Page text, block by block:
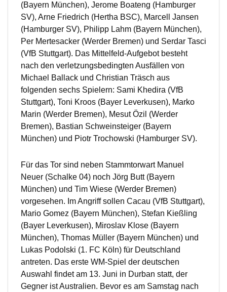
(Bayern München), Jerome Boateng (Hamburger
SV), Arne Friedrich (Hertha BSC), Marcell Jansen
(Hamburger SV), Philipp Lahm (Bayern München),
Per Mertesacker (Werder Bremen) und Serdar Tasci
(VfB Stuttgart). Das Mittelfeld-Aufgebot besteht
nach den verletzungsbedingten Ausfällen von
Michael Ballack und Christian Träsch aus
folgenden sechs Spielern: Sami Khedira (VfB
Stuttgart), Toni Kroos (Bayer Leverkusen), Marko
Marin (Werder Bremen), Mesut Özil (Werder
Bremen), Bastian Schweinsteiger (Bayern
München) und Piotr Trochowski (Hamburger SV).
Für das Tor sind neben Stammtorwart Manuel
Neuer (Schalke 04) noch Jörg Butt (Bayern
München) und Tim Wiese (Werder Bremen)
vorgesehen. Im Angriff sollen Cacau (VfB Stuttgart),
Mario Gomez (Bayern München), Stefan Kießling
(Bayer Leverkusen), Miroslav Klose (Bayern
München), Thomas Müller (Bayern München) und
Lukas Podolski (1. FC Köln) für Deutschland
antreten. Das erste WM-Spiel der deutschen
Auswahl findet am 13. Juni in Durban statt, der
Gegner ist Australien. Bevor es am Samstag nach